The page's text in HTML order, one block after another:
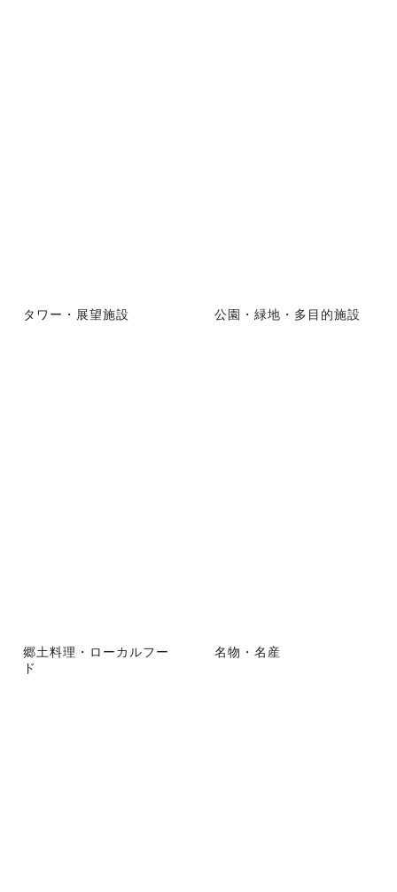
タワー・展望施設 公園・緑地・多目的施設
郷土料理・ローカルフー
ド
名物・名産